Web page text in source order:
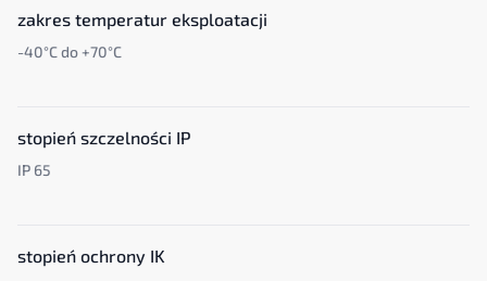
zakres temperatur eksploatacji
-40°C do +70°C
stopień szczelności IP
IP 65
stopień ochrony IK